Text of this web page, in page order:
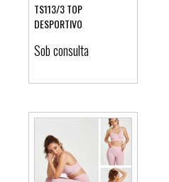
Ver detalhes
TS113/3 TOP
DESPORTIVO
Sob consulta